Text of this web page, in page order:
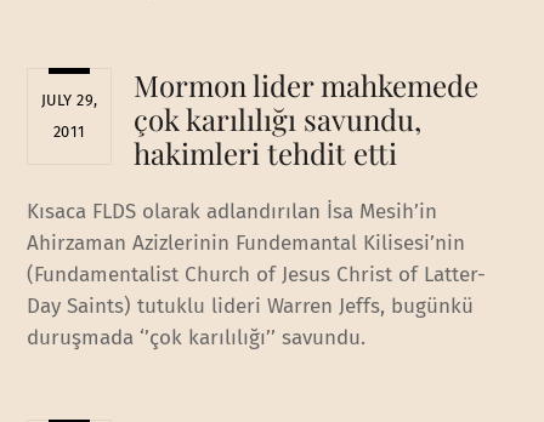
JULY 29,
2011
Mormon lider mahkemede
çok karılılığı savundu,
hakimleri tehdit etti
Kısaca FLDS olarak adlandırılan İsa Mesih’in
Ahirzaman Azizlerinin Fundemantal Kilisesi’nin
(Fundamentalist Church of Jesus Christ of Latter-
Day Saints) tutuklu lideri Warren Jeffs, bugünkü
duruşmada ‘’çok karılılığı’’ savundu.